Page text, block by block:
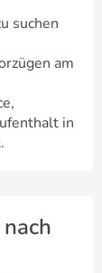
suchen
am
in